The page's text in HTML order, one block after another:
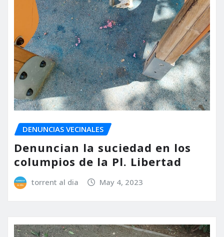
DENUNCIAS VECINALES
Denuncian la suciedad en los
columpios de la Pl. Libertad
torrent al dia May 4, 2023